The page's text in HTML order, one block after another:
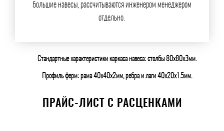
большие навесы, рассчитываются инженером менеджером
отдельно.
Стандартные характеристики каркаса навеса: столбы 80х80х3мм.
Профиль ферм: рама 40х40х2мм, ребра и лаги 40х20х1.5мм.
ПРАЙС-ЛИСТ С РАСЦЕНКАМИ